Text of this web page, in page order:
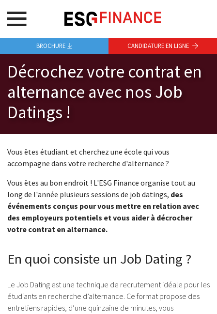
Décrochez votre contrat en
alternance avec nos Job
Datings !
Vous êtes étudiant et cherchez une école qui vous
accompagne dans votre recherche d'alternance ?
Vous êtes au bon endroit ! L'ESG Finance organise tout au
long de l'année plusieurs sessions de job datings, des
événements conçus pour vous mettre en relation avec
des employeurs potentiels et vous aider à décrocher
votre contrat en alternance.
En quoi consiste un Job Dating ?
Le Job Dating est une technique de recrutement idéale pour les
étudiants en recherche d’alternance. Ce format propose des
entretiens rapides, d’une quinzaine de minutes, vous
BROCHURE CANDIDATURE EN LIGNE